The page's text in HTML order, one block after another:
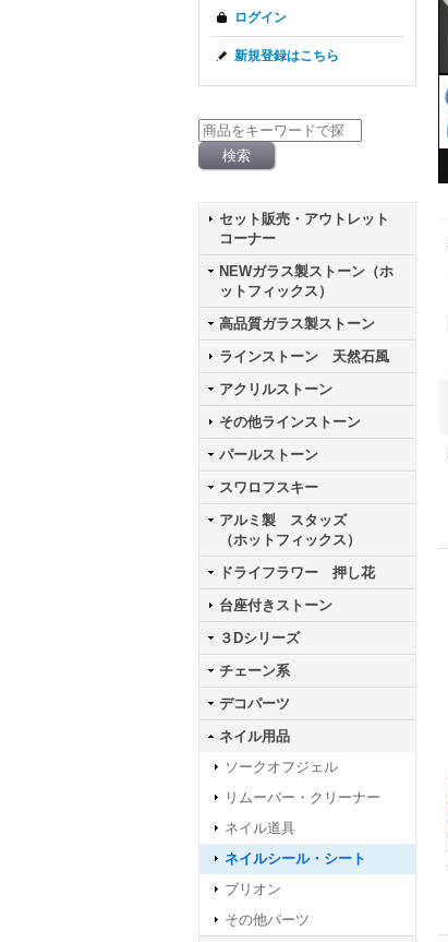
ログイン
新規登録はこちら
セット販売・アウトレット
コーナー
NEWガラス製ストーン（ホ
ットフィックス）
高品質ガラス製ストーン
ラインストーン 天然石風
アクリルストーン
その他ラインストーン
パールストーン
スワロフスキー
アルミ製 スタッズ
（ホットフィックス）
ドライフラワー 押し花
台座付きストーン
３Dシリーズ
チェーン系
デコパーツ
ネイル用品
ソークオフジェル
リムーバー・クリーナー
ネイル道具
ネイルシール・シート
ブリオン
その他パーツ